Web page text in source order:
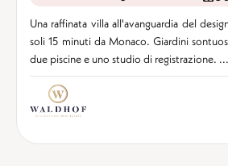
Una raffinata villa all'avanguardia del
soli 15 minuti da Monaco. Giardini
due piscine e uno studio di registrazione. ...